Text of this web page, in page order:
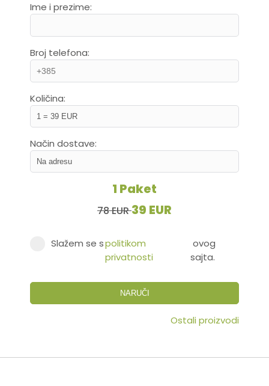
Ime i prezime:
Broj telefona:
Količina:
Način dostave:
1 Paket
78 EUR39 EUR
Slažem se spolitikom
privatnosti
ovog
sajta.
NARUČI
Ostali proizvodi